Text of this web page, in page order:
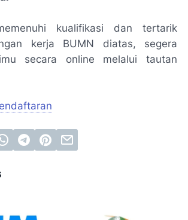
kualifikasi dan tertarik
kerja BUMN diatas, segera
secara online melalui tautan